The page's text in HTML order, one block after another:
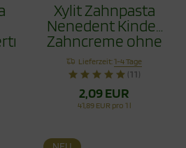
Xylit Zahnpasta
Nenedent Kinder
Zahncreme ohne
Fluorid 50ml
Lieferzeit:1-4 Tage
(11)
2,09 EUR
41,89 EUR pro 1 l